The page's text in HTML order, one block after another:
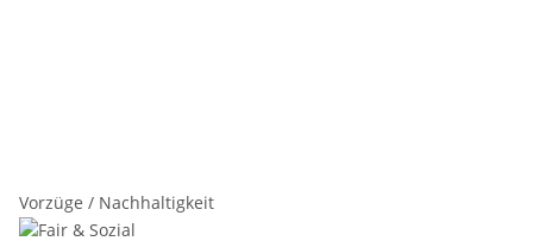
Vorzüge / Nachhaltigkeit